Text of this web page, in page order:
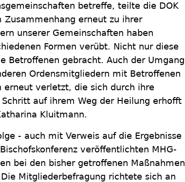
betreffe, teilte die DOK
Zusammenhang erneut zu ihrer
unserer Gemeinschaften haben
Formen verübt. Nicht nur diese
Betroffenen gebracht. Auch der Umgang
Ordensmitgliedern mit Betroffenen
erneut verletzt, die sich durch ihre
auf ihrem Weg der Heilung erhofft
Kluitmann.
- auch mit Verweis auf die Ergebnisse
veröffentlichten MHG-
bei den bisher getroffenen Maßnahmen
Mitgliederbefragung richtete sich an